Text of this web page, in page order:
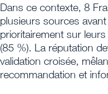
Dans ce contexte, 8
plusieurs sources
prioritairement sur
(85 %). La réputation
validation croisée,
recommandation et